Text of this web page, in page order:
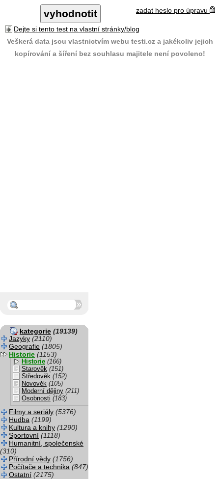
zadat heslo pro úpravu
Dejte si tento test na vlastní stránky/blog
Veškerá data jsou vlastnictvím webu testi.cz a jakékoliv jejich
kopírování a šíření bez souhlasu majitele není povoleno!
kategorie (19139)
Jazyky (2110)
Geografie (1805)
Historie (1153)
Historie (166)
Starověk (151)
Středověk (152)
Novověk (105)
Moderní dějiny (211)
Osobnosti (183)
Filmy a seriály (5376)
Hudba (1199)
Kultura a knihy (1290)
Sportovní (1118)
Humanitní, společenské
(310)
Přírodní vědy (1756)
Počítače a technika (847)
Ostatní (2175)